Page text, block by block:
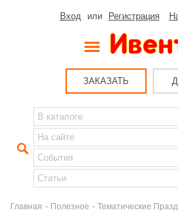
Вход или Регистрация
ЗАКАЗАТЬ
Главная - Полезное - Тематические